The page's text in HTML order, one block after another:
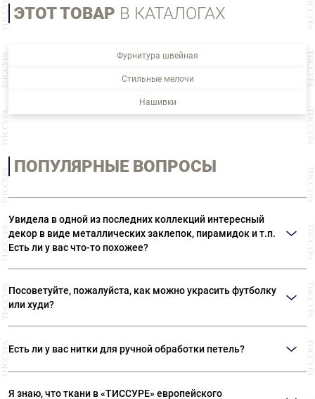
ЭТОТ ТОВАР В КАТАЛОГАХ
Фурнитура швейная
Стильные мелочи
Нашивки
ПОПУЛЯРНЫЕ ВОПРОСЫ
Увидела в одной из последних коллекций интересный
декор в виде металлических заклепок, пирамидок и т.п.
Есть ли у вас что-то похожее?
материалов и форм позволяет выполнять самые различные виды декора.
В «ТИССУРЕ» представлен широкий ассортимент термоклепок Ramponi.
Посоветуйте, пожалуйста, как можно украсить футболку
или худи?
готовые декоративные элементы. Такие дополнения могут даже простую
футболку превратить в нарядную вещь. Также можем посоветовать
Есть ли у вас нитки для ручной обработки петель?
обработки петель вручную. Кроме того, в наших магазинах представлен
Я знаю, что ткани в «ТИССУРЕ» европейского